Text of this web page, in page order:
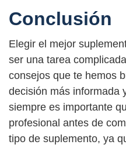
Conclusión
Elegir el mejor
ser una tarea
consejos que te hemos
decisión más informada
siempre es importante
profesional antes de
tipo de suplemento, ya